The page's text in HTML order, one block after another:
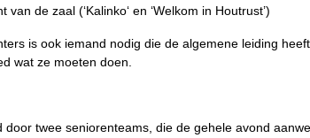
de zaal (‘Kalinko‘ en ‘Welkom in Houtrust’)
is ook iemand nodig die de algemene leiding
wat ze moeten doen.
twee seniorenteams, die de gehele avond